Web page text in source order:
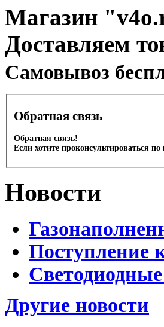
Магазин
Доставляем
Cамовывоз
Обратная связь
Обратная связь!
Если хотите проконсультироваться
Новости
Поступление
Другие новости